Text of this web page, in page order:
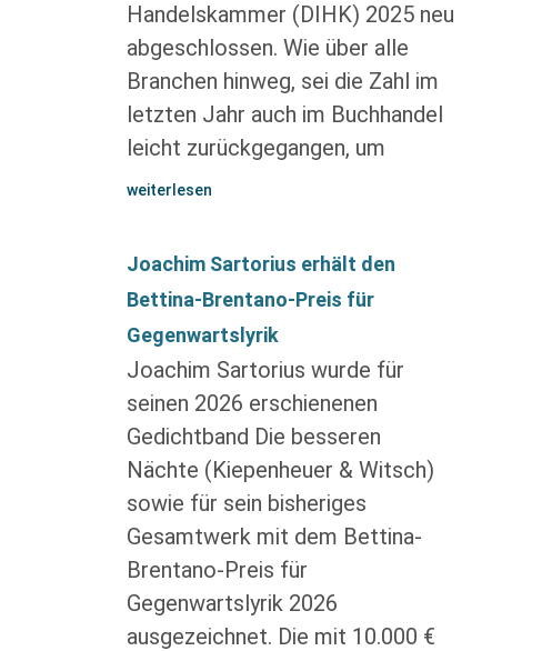
Handelskammer (DIHK) 2025 neu
abgeschlossen. Wie über alle
Branchen hinweg, sei die Zahl im
letzten Jahr auch im Buchhandel
leicht zurückgegangen, um
weiterlesen
Joachim Sartorius erhält den
Bettina-Brentano-Preis für
Gegenwartslyrik
Joachim Sartorius wurde für
seinen 2026 erschienenen
Gedichtband Die besseren
Nächte (Kiepenheuer & Witsch)
sowie für sein bisheriges
Gesamtwerk mit dem Bettina-
Brentano-Preis für
Gegenwartslyrik 2026
ausgezeichnet. Die mit 10.000 €